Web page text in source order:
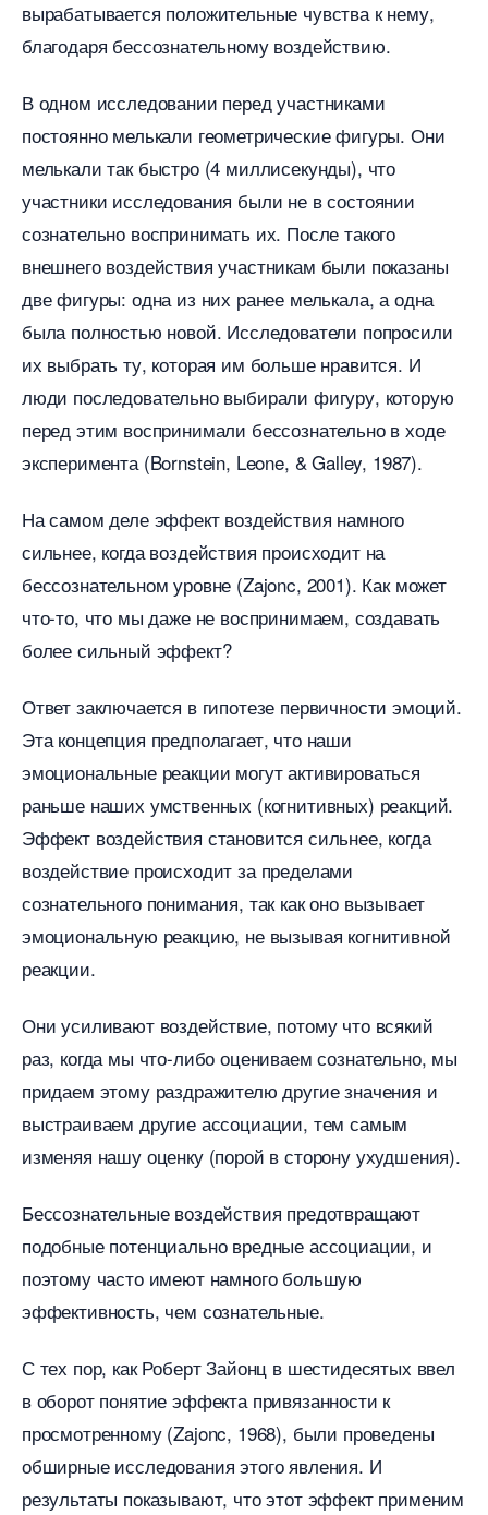
ырабатывается положительные чувства к нему,
лагодаря бессознательному воздействию.
одном исследовании перед участниками
постоянно мелькали геометрические фигуры. Они
мелькали так быстро (4 миллисекунды), что
участники исследования были не в состоянии
сознательно воспринимать их. После такого
нешнего воздействия участникам были показаны
две фигуры: одна из них ранее мелькала, а одна
ыла полностью новой. Исследователи попросили
их выбрать ту, которая им больше нравится. И
люди последовательно выбирали фигуру, которую
перед этим воспринимали бессознательно в ходе
эксперимента (Bornstein, Leone, & Galley, 1987).
На самом деле эффект воздействия намного
сильнее, когда воздействия происходит на
ессознательном уровне (Zajonc, 2001). Как может
что-то, что мы даже не воспринимаем, создавать
олее сильный эффект?
Ответ заключается в гипотезе первичности эмоций.
Эта концепция предполагает, что наши
эмоциональные реакции могут активироваться
раньше наших умственных (когнитивных) реакций.
Эффект воздействия становится сильнее, когда
оздействие происходит за пределами
сознательного понимания, так как оно вызывает
эмоциональную реакцию, не вызывая когнитивной
реакции.
Они усиливают воздействие, потому что всякий
раз, когда мы что-либо оцениваем сознательно, мы
придаем этому раздражителю другие значения и
ыстраиваем другие ассоциации, тем самым
изменяя нашу оценку (порой в сторону ухудшения).
Бессознательные воздействия предотвращают
подобные потенциально вредные ассоциации, и
поэтому часто имеют намного большую
эффективность, чем сознательные.
С тех пор, как Роберт Зайонц в шестидесятых ввел
оборот понятие эффекта привязанности к
просмотренному (Zajonc, 1968), были проведены
обширные исследования этого явления. И
результаты показывают, что этот эффект применим